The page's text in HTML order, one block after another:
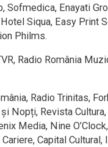
Sofmedica, Enayati
Hotel Siqua, Easy Print
Philms.
Radio România
Radio Trinitas,
Nopți, Revista
Media, Nine
Capital Cultural,